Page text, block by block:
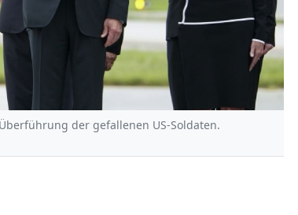
der gefallenen US-Soldaten.